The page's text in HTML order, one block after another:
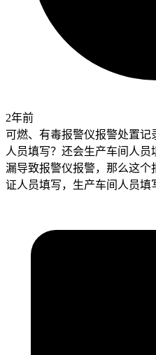
2年前
可燃、有毒报警仪报警处置
人员填写？还会生产车间人
漏导致报警仪报警，那么这
证人员填写，生产车间人员填